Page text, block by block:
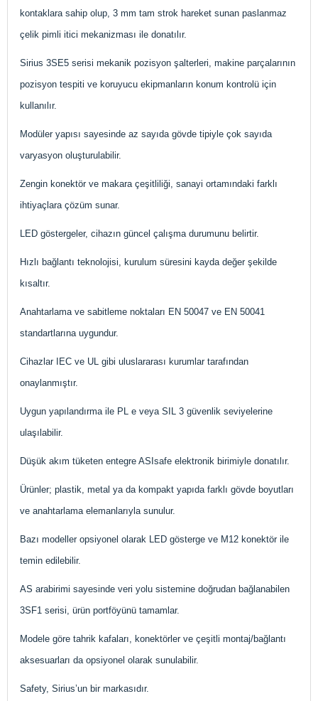
kontaklara sahip olup, 3 mm tam strok hareket sunan paslanmaz
çelik pimli itici mekanizması ile donatılır.
Sirius 3SE5 serisi mekanik pozisyon şalterleri, makine parçalarının
pozisyon tespiti ve koruyucu ekipmanların konum kontrolü için
kullanılır.
Modüler yapısı sayesinde az sayıda gövde tipiyle çok sayıda
varyasyon oluşturulabilir.
Zengin konektör ve makara çeşitliliği, sanayi ortamındaki farklı
ihtiyaçlara çözüm sunar.
LED göstergeler, cihazın güncel çalışma durumunu belirtir.
Hızlı bağlantı teknolojisi, kurulum süresini kayda değer şekilde
kısaltır.
Anahtarlama ve sabitleme noktaları EN 50047 ve EN 50041
standartlarına uygundur.
Cihazlar IEC ve UL gibi uluslararası kurumlar tarafından
onaylanmıştır.
Uygun yapılandırma ile PL e veya SIL 3 güvenlik seviyelerine
ulaşılabilir.
Düşük akım tüketen entegre ASIsafe elektronik birimiyle donatılır.
Ürünler; plastik, metal ya da kompakt yapıda farklı gövde boyutları
ve anahtarlama elemanlarıyla sunulur.
Bazı modeller opsiyonel olarak LED gösterge ve M12 konektör ile
temin edilebilir.
AS arabirimi sayesinde veri yolu sistemine doğrudan bağlanabilen
3SF1 serisi, ürün portföyünü tamamlar.
Modele göre tahrik kafaları, konektörler ve çeşitli montaj/bağlantı
aksesuarları da opsiyonel olarak sunulabilir.
Safety, Sirius’un bir markasıdır.